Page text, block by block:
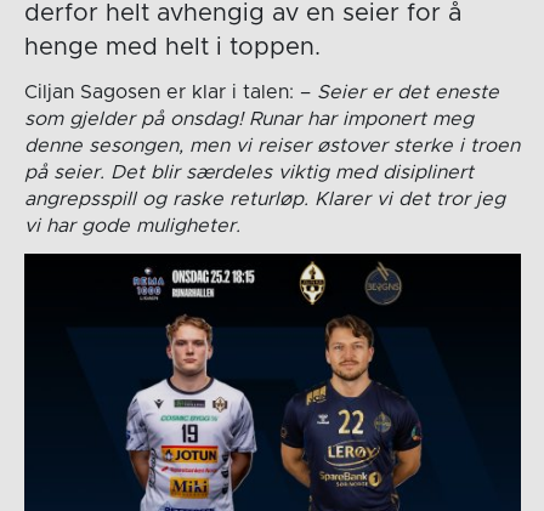
derfor helt avhengig av en seier for å
henge med helt i toppen.
Ciljan Sagosen er klar i talen: – Seier er det eneste
som gjelder på onsdag! Runar har imponert meg
denne sesongen, men vi reiser østover sterke i troen
på seier. Det blir særdeles viktig med disiplinert
angrepsspill og raske returløp. Klarer vi det tror jeg
vi har gode muligheter.